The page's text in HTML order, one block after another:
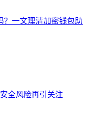
？一文理清加密钱包助
全风险再引关注